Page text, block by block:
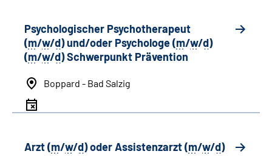
Psychologischer Psychotherapeut
(m/w/d) und/oder Psychologe (m/w/d)
(m/w/d) Schwerpunkt Prävention
Boppard - Bad Salzig
Arzt (m/w/d) oder Assistenzarzt (m/w/d)